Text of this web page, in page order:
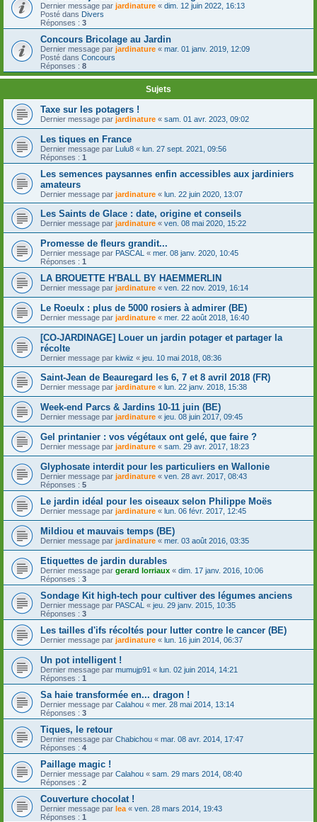
Dernier message par jardinature « dim. 12 juin 2022, 16:13
Posté dans Divers
Réponses : 3
Concours Bricolage au Jardin
Dernier message par jardinature « mar. 01 janv. 2019, 12:09
Posté dans Concours
Réponses : 8
Sujets
Taxe sur les potagers !
Dernier message par jardinature « sam. 01 avr. 2023, 09:02
Les tiques en France
Dernier message par Lulu8 « lun. 27 sept. 2021, 09:56
Réponses : 1
Les semences paysannes enfin accessibles aux jardiniers
amateurs
Dernier message par jardinature « lun. 22 juin 2020, 13:07
Les Saints de Glace : date, origine et conseils
Dernier message par jardinature « ven. 08 mai 2020, 15:22
Promesse de fleurs grandit...
Dernier message par PASCAL « mer. 08 janv. 2020, 10:45
Réponses : 1
LA BROUETTE H'BALL BY HAEMMERLIN
Dernier message par jardinature « ven. 22 nov. 2019, 16:14
Le Roeulx : plus de 5000 rosiers à admirer (BE)
Dernier message par jardinature « mer. 22 août 2018, 16:40
[CO-JARDINAGE] Louer un jardin potager et partager la
récolte
Dernier message par kiwiiz « jeu. 10 mai 2018, 08:36
Saint-Jean de Beauregard les 6, 7 et 8 avril 2018 (FR)
Dernier message par jardinature « lun. 22 janv. 2018, 15:38
Week-end Parcs & Jardins 10-11 juin (BE)
Dernier message par jardinature « jeu. 08 juin 2017, 09:45
Gel printanier : vos végétaux ont gelé, que faire ?
Dernier message par jardinature « sam. 29 avr. 2017, 18:23
Glyphosate interdit pour les particuliers en Wallonie
Dernier message par jardinature « ven. 28 avr. 2017, 08:43
Réponses : 5
Le jardin idéal pour les oiseaux selon Philippe Moës
Dernier message par jardinature « lun. 06 févr. 2017, 12:45
Mildiou et mauvais temps (BE)
Dernier message par jardinature « mer. 03 août 2016, 03:35
Etiquettes de jardin durables
Dernier message par gerard lorriaux « dim. 17 janv. 2016, 10:06
Réponses : 3
Sondage Kit high-tech pour cultiver des légumes anciens
Dernier message par PASCAL « jeu. 29 janv. 2015, 10:35
Réponses : 3
Les tailles d'ifs récoltés pour lutter contre le cancer (BE)
Dernier message par jardinature « lun. 16 juin 2014, 06:37
Un pot intelligent !
Dernier message par mumujp91 « lun. 02 juin 2014, 14:21
Réponses : 1
Sa haie transformée en... dragon !
Dernier message par Calahou « mer. 28 mai 2014, 13:14
Réponses : 3
Tiques, le retour
Dernier message par Chabichou « mar. 08 avr. 2014, 17:47
Réponses : 4
Paillage magic !
Dernier message par Calahou « sam. 29 mars 2014, 08:40
Réponses : 2
Couverture chocolat !
Dernier message par lea « ven. 28 mars 2014, 19:43
Réponses : 1